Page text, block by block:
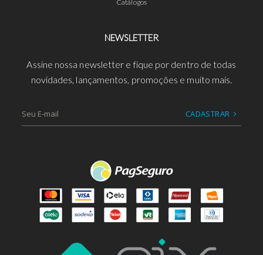
Catálogos
NEWSLETTER
Assine nossa newsletter e fique por dentro de todas
novidades, lançamentos, promoções e muito mais.
CADASTRAR